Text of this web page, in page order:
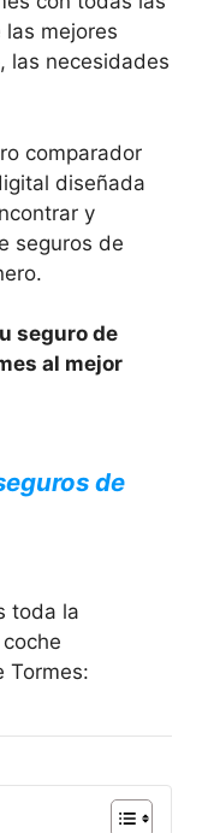
mejores
las necesidades
comparador
diseñada
y
seguros de
seguro de
al mejor
de
toda la
Tormes: